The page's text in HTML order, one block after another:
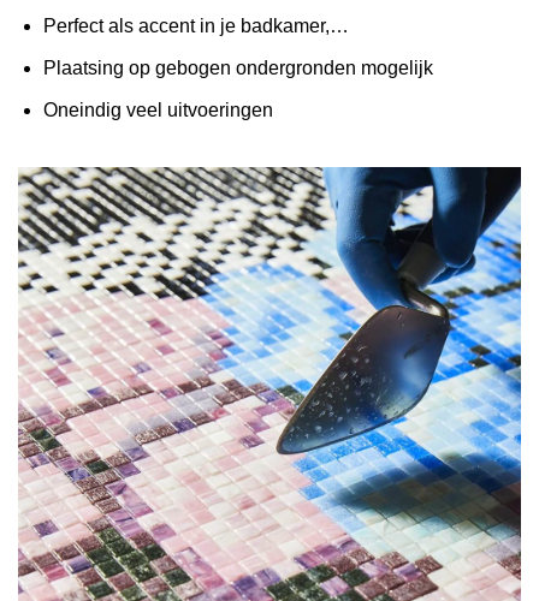
Perfect als accent in je badkamer,…
Plaatsing op gebogen ondergronden mogelijk
Oneindig veel uitvoeringen